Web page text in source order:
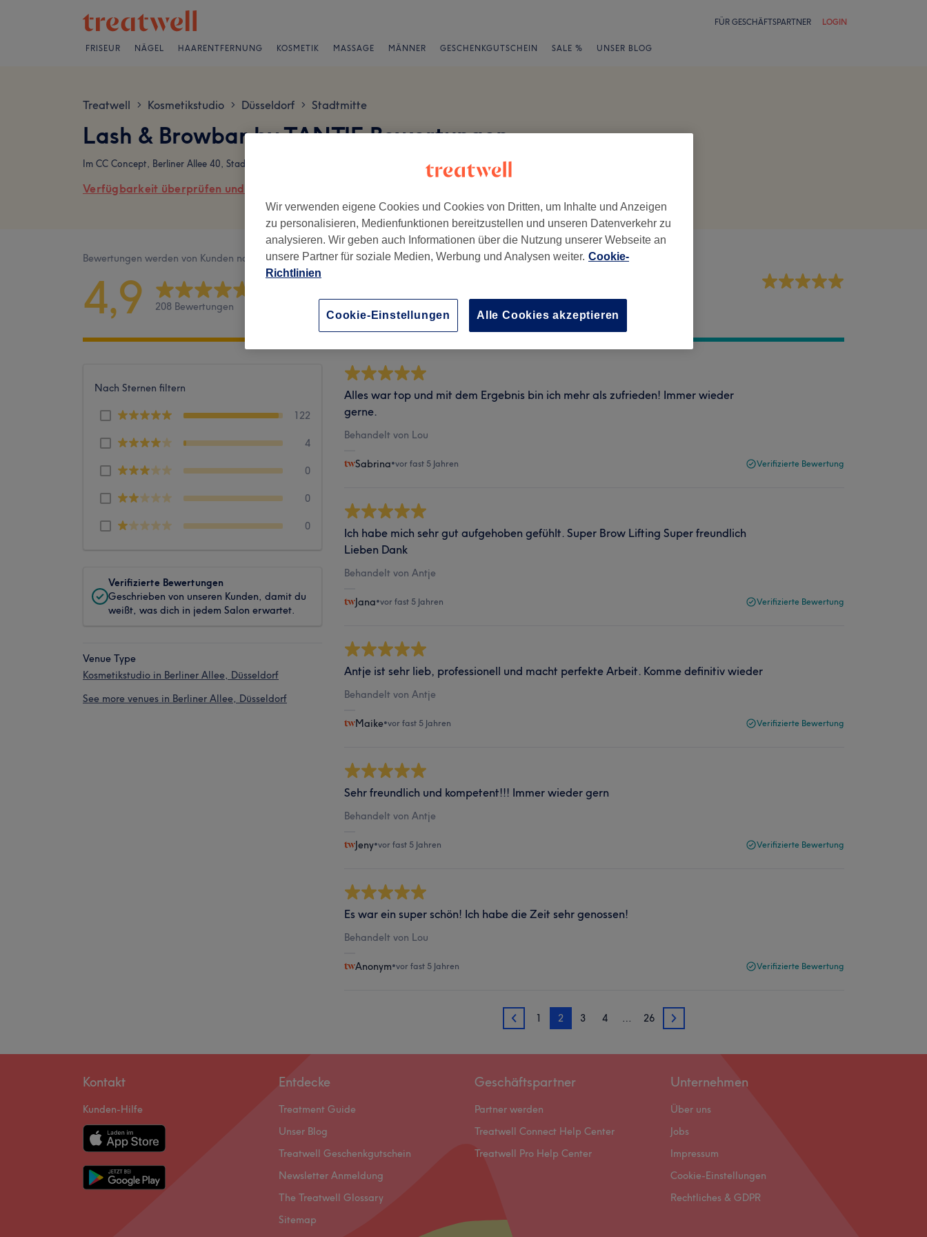
FÜR GESCHÄFTSPARTNER LOGIN
FRISEUR NÄGEL HAARENTFERNUNG KOSMETIK MASSAGE MÄNNER GESCHENKGUTSCHEIN SALE % UNSER BLOG
Treatwell > Kosmetikstudio > Düsseldorf > Stadtmitte
Lash & Browbar by TANTJE Bewertungen
Im CC Concept, Berliner Allee 40, Stadtmitte, 40212 Düsseldorf
Verfügbarkeit überprüfen und online buchen
Bewertungen werden von Kunden nach ihrem Besuch geschrieben.
4,9 208 Bewertungen Sauberkeit
Nach Sternen filtern
122
4
0
0
0
Verifizierte Bewertungen
Geschrieben von unseren Kunden, damit du
weißt, was dich in jedem Salon erwartet.
Venue Type
Kosmetikstudio in Berliner Allee, Düsseldorf
See more venues in Berliner Allee, Düsseldorf
Alles war top und mit dem Ergebnis bin ich mehr als zufrieden! Immer wieder
gerne.
Behandelt von Lou
Sabrina•vor fast 5 Jahren Verifizierte Bewertung
Ich habe mich sehr gut aufgehoben gefühlt. Super Brow Lifting Super freundlich
Lieben Dank
Behandelt von Antje
Jana•vor fast 5 Jahren Verifizierte Bewertung
Antje ist sehr lieb, professionell und macht perfekte Arbeit. Komme definitiv wieder
Behandelt von Antje
Maike•vor fast 5 Jahren Verifizierte Bewertung
Sehr freundlich und kompetent!!! Immer wieder gern
Behandelt von Antje
Jeny•vor fast 5 Jahren Verifizierte Bewertung
Es war ein super schön! Ich habe die Zeit sehr genossen!
Behandelt von Lou
Anonym•vor fast 5 Jahren Verifizierte Bewertung
1 1 2 3 4 … 26 3
Kontakt
Kunden-Hilfe
Entdecke
Treatment Guide
Unser Blog
Treatwell Geschenkgutschein
Newsletter Anmeldung
The Treatwell Glossary
Sitemap
Geschäftspartner
Partner werden
Treatwell Connect Help Center
Treatwell Pro Help Center
Unternehmen
Über uns
Jobs
Impressum
Cookie-Einstellungen
Rechtliches & GDPR
Wir verwenden eigene Cookies und Cookies von Dritten, um Inhalte und Anzeigen
zu personalisieren, Medienfunktionen bereitzustellen und unseren Datenverkehr zu
analysieren. Wir geben auch Informationen über die Nutzung unserer Webseite an
unsere Partner für soziale Medien, Werbung und Analysen weiter. Cookie-
Richtlinien
Cookie-Einstellungen Alle Cookies akzeptieren